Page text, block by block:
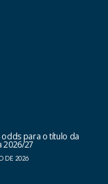
odds para o título da
27
DE 2026